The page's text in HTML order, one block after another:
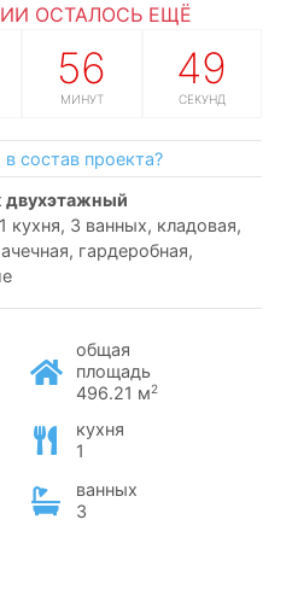
ОСТАЛОСЬ ЕЩЁ
56
МИНУТ
48
СЕКУНД
состав проекта?
двухэтажный
кухня, 3 ванных, кладовая,
гардеробная,
общая
площадь
496.21 м2
кухня
1
ванных
3